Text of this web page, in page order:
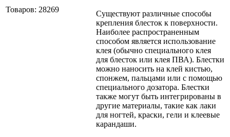
Товаров: 28269
Существуют различные способы
крепления блесток к поверхности.
Наиболее распространенным
способом является использование
клея (обычно специального клея
для блесток или клея ПВА). Блестки
можно наносить на клей кистью,
спонжем, пальцами или с помощью
специального дозатора. Блестки
также могут быть интегрированы в
другие материалы, такие как лаки
для ногтей, краски, гели и клеевые
карандаши.